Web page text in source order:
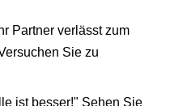
Partner verlässt zum
Sie zu
ist besser!" Sehen Sie